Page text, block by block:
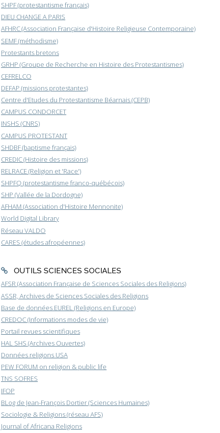
SHPF (protestantisme français)
DIEU CHANGE A PARIS
AFHRC (Association Française d'Histoire Religieuse Contemporaine)
SEMF (méthodisme)
Protestants bretons
GRHP (Groupe de Recherche en Histoire des Protestantismes)
CEFRELCO
DEFAP (missions protestantes)
Centre d'Etudes du Protestantisme Béarnais (CEPB)
CAMPUS CONDORCET
INSHS (CNRS)
CAMPUS PROTESTANT
SHDBF (baptisme français)
CREDIC (Histoire des missions)
RELRACE (Religion et 'Race')
SHPFQ (protestantisme franco-québécois)
SHP (Vallée de la Dordogne)
AFHAM (Association d'Histoire Mennonite)
World Digital Library
Réseau VALDO
CARES (études afropéennes)
OUTILS SCIENCES SOCIALES
AFSR (Association Française de Sciences Sociales des Religions)
ASSR, Archives de Sciences Sociales des Religions
Base de données EUREL (Religions en Europe)
CREDOC (Informations modes de vie)
Portail revues scientifiques
HAL SHS (Archives Ouvertes)
Données religions USA
PEW FORUM on religion & public life
TNS SOFRES
IFOP
BLog de Jean-François Dortier (Sciences Humaines)
Sociologie & Religions (réseau AFS)
Journal of Africana Religions